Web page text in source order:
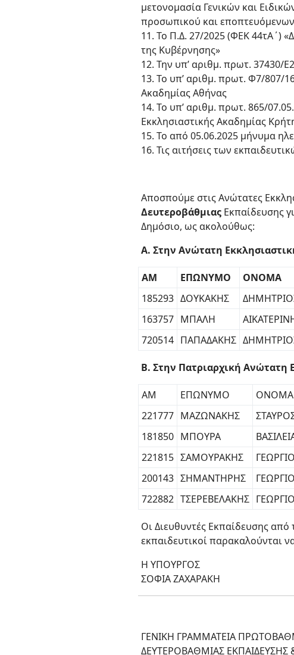
μετονομασία Γενικών και
προσωπικού και
11. Το Π.Δ. 27/2025 (ΦΕΚ 44τΑ΄)
της Κυβέρνησης»
12. Την υπ’ αριθμ. πρωτ.
13. Το υπ’ αριθμ. πρωτ. Φ7/807/
Ακαδημίας Αθήνας
14. Το υπ’ αριθμ. πρωτ. 865/
Εκκλησιαστικής Ακαδημίας
15. Το από 05.06.2025 μήνυμα
16. Τις αιτήσεις των
Αποσπούμε στις Ανώτατες
Δευτεροβάθμιας Εκπαίδευσης
Δημόσιο, ως ακολούθως:
Α. Στην Ανώτατη
ΑΜ ΕΠΩΝΥΜΟ ΟΝΟΜΑ
185293 ΔΟΥΚΑΚΗΣ
163757 ΜΠΑΛΗ
720514 ΠΑΠΑΔΑΚΗΣ
B. Στην Πατριαρχική Ανώτατη
ΑΜ ΕΠΩΝΥΜΟ ΟΝΟΜΑ
221777 ΜΑΖΩΝΑΚΗΣ
181850 ΜΠΟΥΡΑ
221815 ΣΑΜΟΥΡΑΚΗΣ
200143 ΣΗΜΑΝΤΗΡΗΣ
722882 ΤΣΕΡΕΒΕΛΑΚΗΣ
Οι Διευθυντές Εκπαίδευσης
εκπαιδευτικοί παρακαλούνται
Η ΥΠΟΥΡΓΟΣ
ΣΟΦΙΑ ΖΑΧΑΡΑΚΗ
ΓΕΝΙΚΗ ΓΡΑΜΜΑΤΕΙΑ
ΔΕΥΤΕΡΟΒΑΘΜΙΑΣ ΕΚΠΑΙΔΕΥΣΗΣ